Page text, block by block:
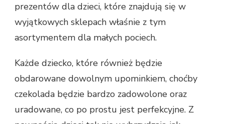
prezentów dla dzieci, które znajdują się w
wyjątkowych sklepach właśnie z tym
asortymentem dla małych pociech.
Każde dziecko, które również będzie
obdarowane dowolnym upominkiem, choćby
czekolada będzie bardzo zadowolone oraz
uradowane, co po prostu jest perfekcyjne. Z